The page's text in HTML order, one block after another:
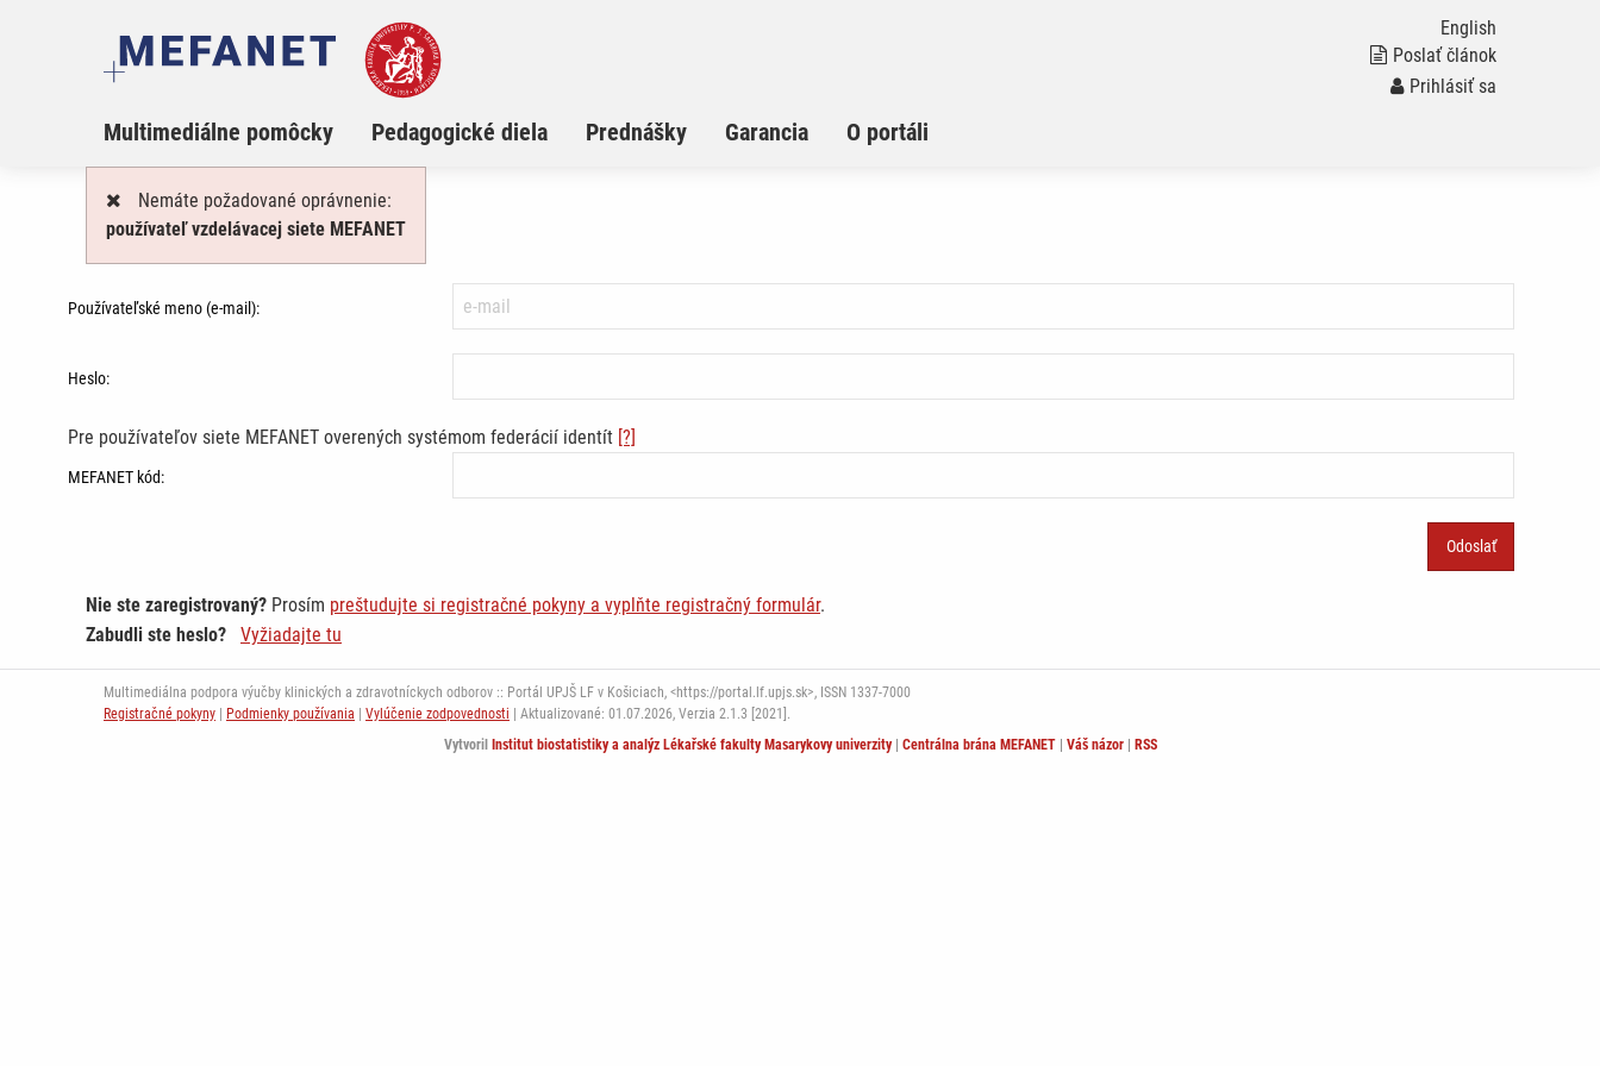
English
Poslať článok
Prihlásiť sa
Multimediálne pomôcky Pedagogické diela Prednášky Garancia O portáli
Nemáte požadované oprávnenie:
používateľ vzdelávacej siete MEFANET
Používateľské meno (e-mail):
Heslo:
Pre používateľov siete MEFANET overených systémom federácií identít [?]
MEFANET kód:
Nie ste zaregistrovaný? Prosím preštudujte si registračné pokyny a vyplňte registračný formulár.
Zabudli ste heslo?
Vyžiadajte tu
Multimediálna podpora výučby klinických a zdravotníckych odborov :: Portál UPJŠ LF v Košiciach, <https://portal.lf.upjs.sk>, ISSN 1337-7000
Registračné pokyny | Podmienky používania | Vylúčenie zodpovednosti | Aktualizované: 01.07.2026, Verzia 2.1.3 [2021].
Vytvoril Institut biostatistiky a analýz Lékařské fakulty Masarykovy univerzity| Centrálna brána MEFANET| Váš názor| RSS